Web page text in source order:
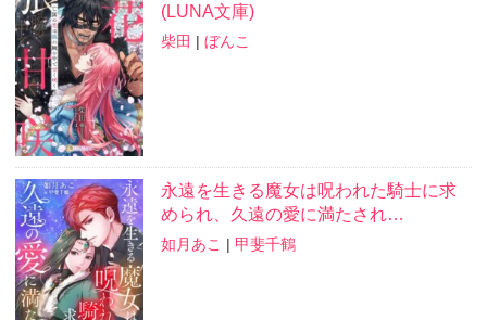
(LUNA文庫)
柴田 |ぼんこ
永遠を生きる魔女は呪われた騎士に求
められ、久遠の愛に満たされ…
如月あこ | 甲斐千鶴